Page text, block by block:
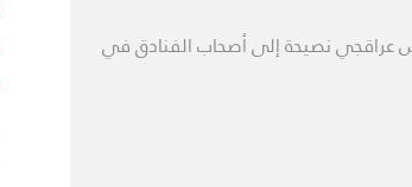
عراقجي نصيحة إلى أصحاب الفنادق في